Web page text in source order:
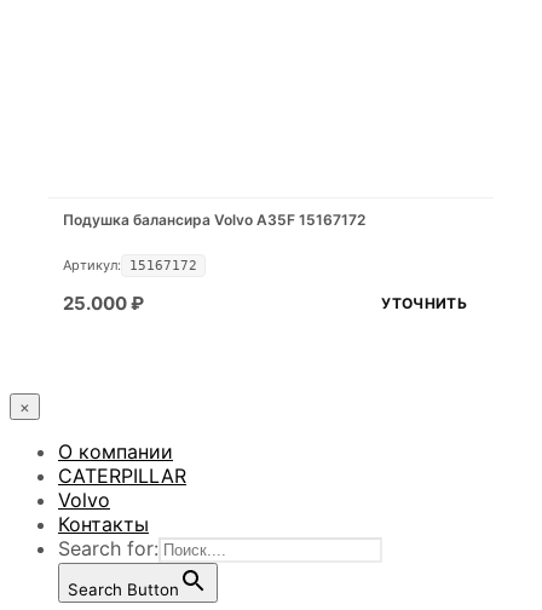
Подушка балансира Volvo A35F 15167172
Артикул: 15167172
25.000₽ УТОЧНИТЬ
×
О компании
CATERPILLAR
Volvo
Контакты
Search for:
Search Button